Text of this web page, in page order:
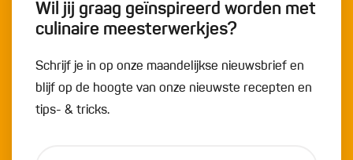
Wil jij graag geïnspireerd worden met
culinaire meesterwerkjes?
Schrijf je in op onze maandelijkse nieuwsbrief en
blijf op de hoogte van onze nieuwste recepten en
tips- & tricks.